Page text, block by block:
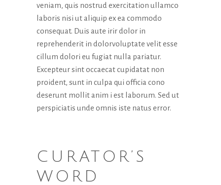
veniam, quis nostrud exercitation ullamco
laboris nisi ut aliquip ex ea commodo
consequat. Duis aute irir dolor in
reprehenderit in dolorvoluptate velit esse
cillum dolori eu fugiat nulla pariatur.
Excepteur sint occaecat cupidatat non
proident, sunt in culpa qui officia cono
deserunt mollit anim i est laborum. Sed ut
perspiciatis unde omnis iste natus error.
CURATOR’S
WORD
Marketing
tuoi interessi e
comportamenti
mentre visiti il ​​
nostro sito,
possibilità di
vedere
contenuti e